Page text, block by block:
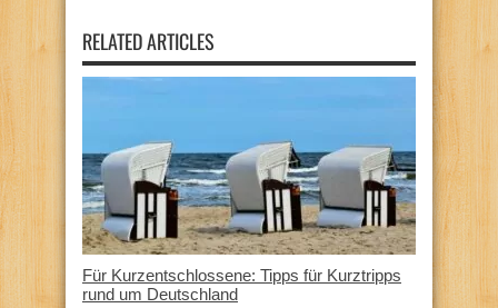
RELATED ARTICLES
Für Kurzentschlossene: Tipps für Kurztripps
rund um Deutschland